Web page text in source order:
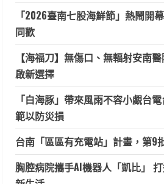
「2026臺南七股海鮮節」熱鬧開
同歡
【海福刀】無傷口、無輻射安南
啟新選擇
「白海豚」帶來風雨不容小覷台
範以防災損
台南「區區有充電站」計畫，第9
胸腔病院攜手AI機器人「凱比」